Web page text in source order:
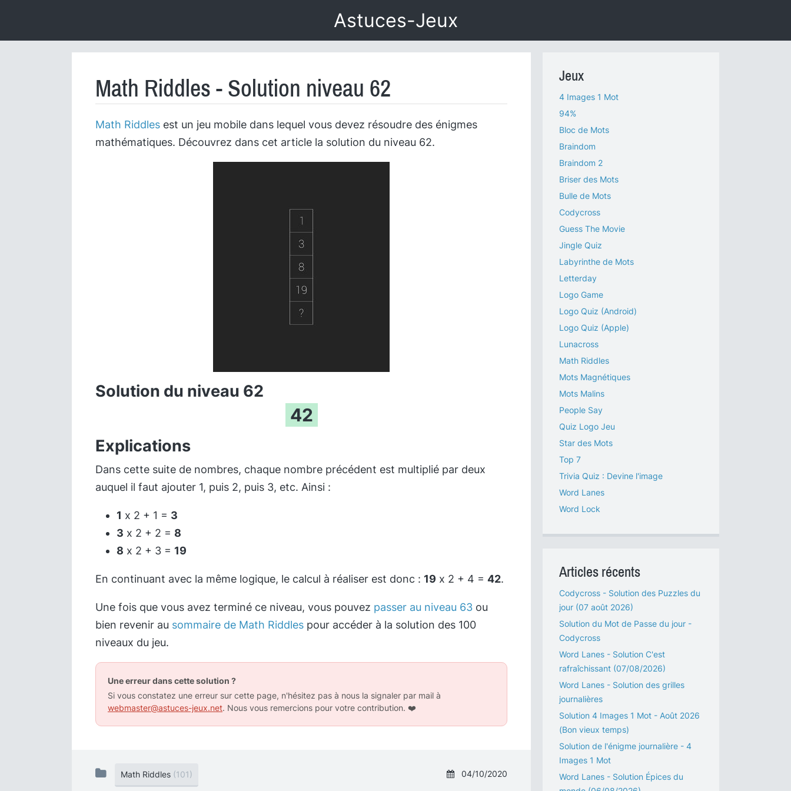
Astuces-Jeux
Math Riddles - Solution niveau 62
Math Riddles est un jeu mobile dans lequel vous devez résoudre des énigmes
mathématiques. Découvrez dans cet article la solution du niveau 62.
Solution du niveau 62
42
Explications
Dans cette suite de nombres, chaque nombre précédent est multiplié par deux
auquel il faut ajouter 1, puis 2, puis 3, etc. Ainsi :
1 x 2 + 1 = 3
3 x 2 + 2 = 8
8 x 2 + 3 = 19
En continuant avec la même logique, le calcul à réaliser est donc : 19 x 2 + 4 = 42.
Une fois que vous avez terminé ce niveau, vous pouvez passer au niveau 63 ou
bien revenir au sommaire de Math Riddles pour accéder à la solution des 100
niveaux du jeu.
Une erreur dans cette solution ?
Si vous constatez une erreur sur cette page, n'hésitez pas à nous la signaler par mail à
webmaster@astuces-jeux.net. Nous vous remercions pour votre contribution. ❤️
04/10/2020
Math Riddles (101)
Jeux
4 Images 1 Mot
94%
Bloc de Mots
Braindom
Braindom 2
Briser des Mots
Bulle de Mots
Codycross
Guess The Movie
Jingle Quiz
Labyrinthe de Mots
Letterday
Logo Game
Logo Quiz (Android)
Logo Quiz (Apple)
Lunacross
Math Riddles
Mots Magnétiques
Mots Malins
People Say
Quiz Logo Jeu
Star des Mots
Top 7
Trivia Quiz : Devine l'image
Word Lanes
Word Lock
Articles récents
Codycross - Solution des Puzzles du
jour (07 août 2026)
Solution du Mot de Passe du jour -
Codycross
Word Lanes - Solution C'est
rafraîchissant (07/08/2026)
Word Lanes - Solution des grilles
journalières
Solution 4 Images 1 Mot - Août 2026
(Bon vieux temps)
Solution de l'énigme journalière - 4
Images 1 Mot
Word Lanes - Solution Épices du